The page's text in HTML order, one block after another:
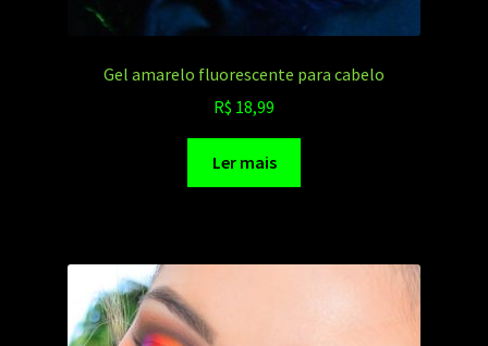
Gel amarelo fluorescente para cabelo
R$ 18,99
Ler mais